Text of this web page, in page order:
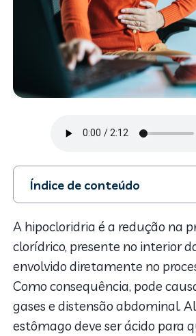
Índice de conteúdo
1. Afinal, o que é hipocloridria e quais
2. Hipocloridria e Hipercloridria: qual é
3. Sintomas da hipocloridria
4. Como diagnosticar?
5. Tratamento
A hipocloridria é a redução na
clorídrico, presente no interior
envolvido diretamente no
Como consequência, pode
gases e distensão abdominal.
estômago deve ser ácido para